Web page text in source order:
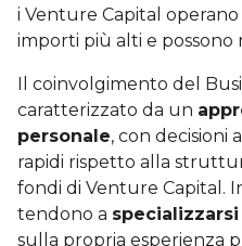
i Venture Capital
importi più alti e possono
Il coinvolgimento del
caratterizzato da un
personale, con decisioni
rapidi rispetto alla
fondi di Venture Capital.
tendono a
sulla propria esperienza